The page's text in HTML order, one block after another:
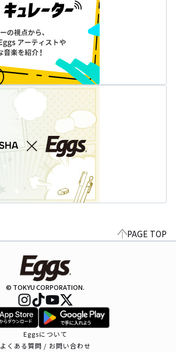
PAGE TOP
© TOKYU CORPORATION.
Eggsについて
よくある質問 / お問い合わせ